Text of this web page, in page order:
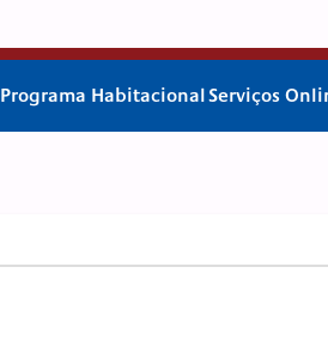
Programa HabitacionalServiços